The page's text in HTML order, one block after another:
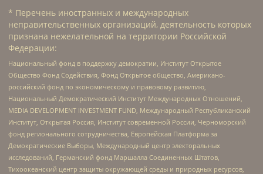
* Перечень иностранных и международных
неправительственных организаций, деятельность которых
признана нежелательной на территории Российской
Федерации:
Национальный фонд в поддержку демократии, Институт Открытое
Общество Фонд Содействия, Фонд Открытое общество, Американо-
российский фонд по экономическому и правовому развитию,
Национальный Демократический Институт Международных Отношений,
MEDIA DEVELOPMENT INVESTMENT FUND, Международный Республиканский
Институт, Открытая Россия, Институт современной России, Черноморский
фонд регионального сотрудничества, Европейская Платформа за
Демократические Выборы, Международный центр электоральных
исследований, Германский фонд Маршалла Соединенных Штатов,
Тихоокеанский центр защиты окружающей среды и природных ресурсов,